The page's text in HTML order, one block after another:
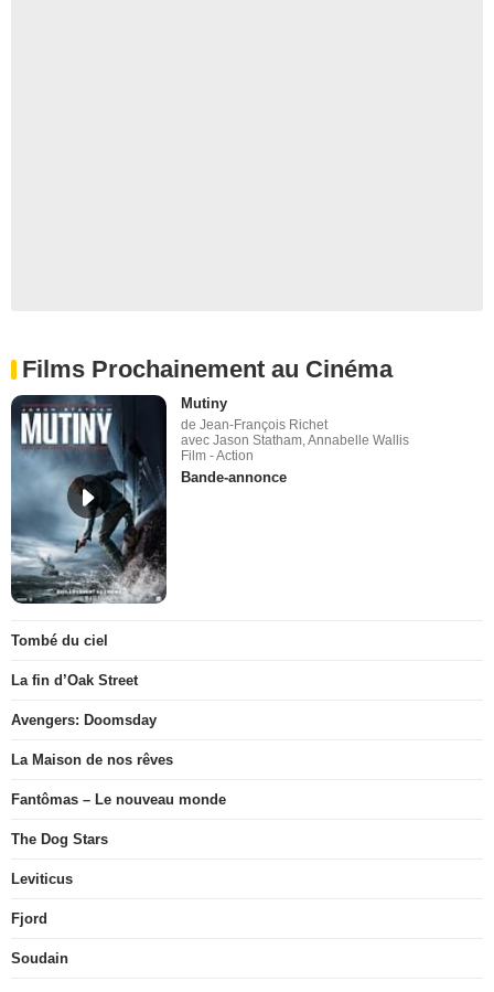
Films Prochainement au Cinéma
Mutiny
de Jean-François Richet
avec Jason Statham, Annabelle Wallis
Film - Action
Bande-annonce
Tombé du ciel
La fin d’Oak Street
Avengers: Doomsday
La Maison de nos rêves
Fantômas – Le nouveau monde
The Dog Stars
Leviticus
Fjord
Soudain